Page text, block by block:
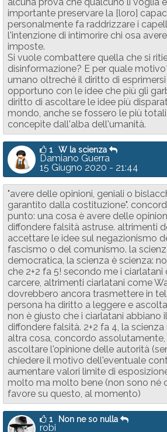
importante preservare la [loro]
personalmente fa raddrizzare i
l'intenzione di intimorire chi osa
imposte.
Si vuole combattere quella che si
disinformazione? E per quale
umano oltreché il diritto di
opportuno con le idee che più gli
diritto di ascoltare le idee più
mondo, anche se fossero le più
concepite dall'alba dell'umanità.
1 W la scienza
Damiano Guerra
15 Giugno 2020 - 21:44
"avere delle opinioni, geniali o
garantito dalla costituzione".
punto: una cosa è avere delle
diffondere falsità astruse. altrimenti
accettare le idee sul negazionismo
fascismo o del comunismo. la
democratica, la scienza è scienza:
che 2+2 fa 5! secondo me i ciarlatani
carcere, altrimenti ciarlatani come
dovrebbero ancora trasmettere in
persona ha diritto a leggere e
non è giusto che i ciarlatani abbiano
diffondere falsità. 2+2 fa 4, la
altra cosa, concordo
ascoltare l'opinione delle autorità
chiedere il motivo dell'eventuale
aumentare valori limite di
molto ma molto bene (non sono né
favore su questo, al momento)
1 Non ne so nulla
robi